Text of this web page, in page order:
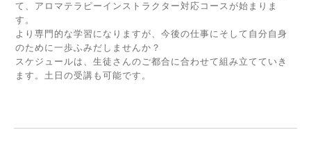
て、アロマテラピーインストラクター対応コースが始まりま
す。
より専門的な学習になりますが、今後の仕事にそして自分自身
のために一歩ふみだしませんか？
スケジュールは、生徒さんのご都合に合わせて組み立てていき
ます。土日の受講も可能です。